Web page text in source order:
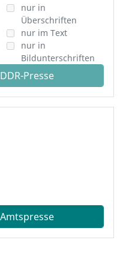
nur in
Überschriften
nur im Text
nur in
Bildunterschriften
Presse